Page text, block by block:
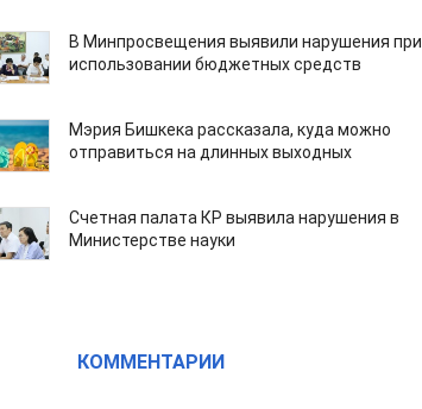
В Минпросвещения выявили нарушения при
использовании бюджетных средств
Мэрия Бишкека рассказала, куда можно
отправиться на длинных выходных
Счетная палата КР выявила нарушения в
Министерстве науки
КОММЕНТАРИИ